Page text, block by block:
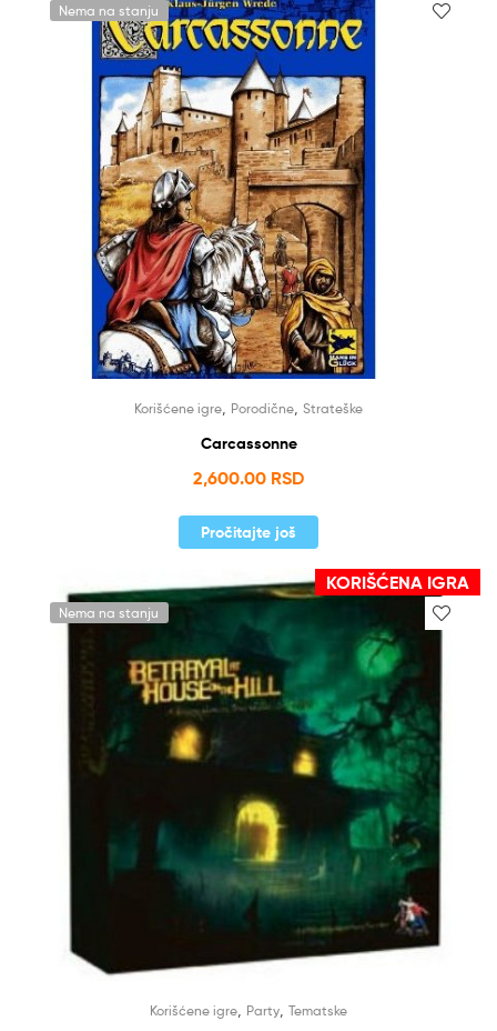
Nema na stanju
Korišćene igre, Porodične, Strateške
Carcassonne
2,600.00 RSD
Pročitajte još
Nema na stanju
KORIŠĆENA IGRA
Korišćene igre Party Tematske